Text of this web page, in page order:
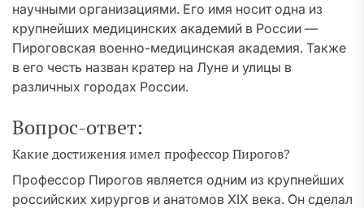
научными организациями. Его имя носит одна из
крупнейших медицинских академий в России —
Пироговская военно-медицинская академия. Также
в его честь назван кратер на Луне и улицы в
различных городах России.
Вопрос-ответ:
Какие достижения имел профессор Пирогов?
Профессор Пирогов является одним из крупнейших
российских хирургов и анатомов XIX века. Он сделал